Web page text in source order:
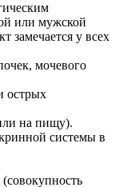
или мужской
замечается у всех
мочевого
острых
на пищу).
системы в